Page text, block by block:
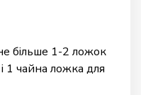
більше 1-2 ложок
1 чайна ложка для